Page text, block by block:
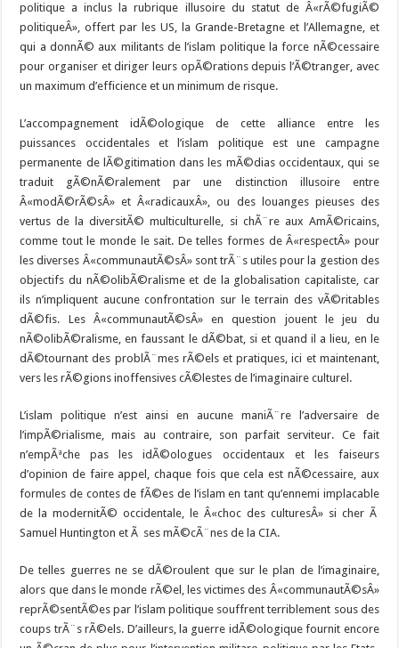
politique a inclus la rubrique illusoire du statut de Â«rÃ©fugiÃ©
politiqueÂ», offert par les US, la Grande-Bretagne et l’Allemagne, et
qui a donnÃ© aux militants de l’islam politique la force nÃ©cessaire
pour organiser et diriger leurs opÃ©rations depuis l’Ã©tranger, avec
un maximum d’efficience et un minimum de risque.
L’accompagnement idÃ©ologique de cette alliance entre les
puissances occidentales et l’islam politique est une campagne
permanente de lÃ©gitimation dans les mÃ©dias occidentaux, qui se
traduit gÃ©nÃ©ralement par une distinction illusoire entre
Â«modÃ©rÃ©sÂ» et Â«radicauxÂ», ou des louanges pieuses des
vertus de la diversitÃ© multiculturelle, si chÃ¨re aux AmÃ©ricains,
comme tout le monde le sait. De telles formes de Â«respectÂ» pour
les diverses Â«communautÃ©sÂ» sont trÃ¨s utiles pour la gestion des
objectifs du nÃ©olibÃ©ralisme et de la globalisation capitaliste, car
ils n’impliquent aucune confrontation sur le terrain des vÃ©ritables
dÃ©fis. Les Â«communautÃ©sÂ» en question jouent le jeu du
nÃ©olibÃ©ralisme, en faussant le dÃ©bat, si et quand il a lieu, en le
dÃ©tournant des problÃ¨mes rÃ©els et pratiques, ici et maintenant,
vers les rÃ©gions inoffensives cÃ©lestes de l’imaginaire culturel.
L’islam politique n’est ainsi en aucune maniÃ¨re l’adversaire de
l’impÃ©rialisme, mais au contraire, son parfait serviteur. Ce fait
n’empÃªche pas les idÃ©ologues occidentaux et les faiseurs
d’opinion de faire appel, chaque fois que cela est nÃ©cessaire, aux
formules de contes de fÃ©es de l’islam en tant qu’ennemi implacable
de la modernitÃ© occidentale, le Â«choc des culturesÂ» si cher Ã
Samuel Huntington et Ã ses mÃ©cÃ¨nes de la CIA.
De telles guerres ne se dÃ©roulent que sur le plan de l’imaginaire,
alors que dans le monde rÃ©el, les victimes des Â«communautÃ©sÂ»
reprÃ©sentÃ©es par l’islam politique souffrent terriblement sous des
coups trÃ¨s rÃ©els. D’ailleurs, la guerre idÃ©ologique fournit encore